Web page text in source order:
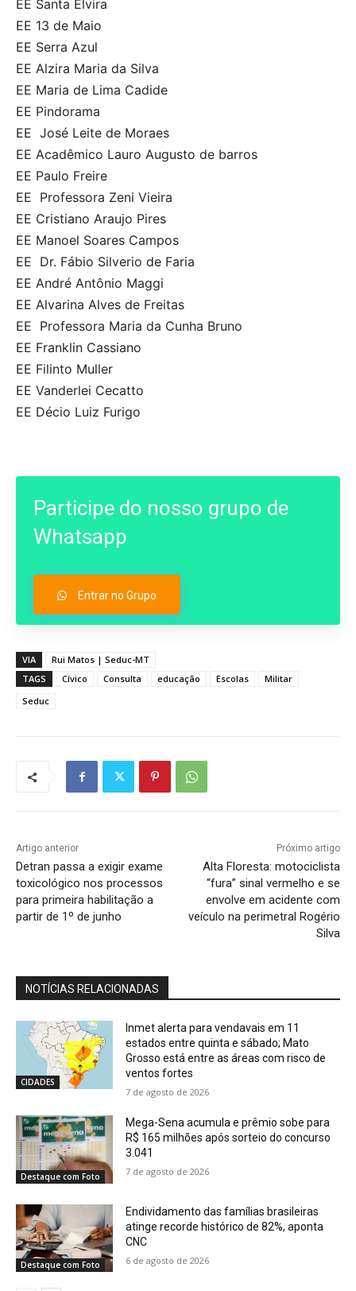
EE Santa Elvira
EE 13 de Maio
EE Serra Azul
EE Alzira Maria da Silva
EE Maria de Lima Cadide
EE Pindorama
EE José Leite de Moraes
EE Acadêmico Lauro Augusto de barros
EE Paulo Freire
EE Professora Zeni Vieira
EE Cristiano Araujo Pires
EE Manoel Soares Campos
EE Dr. Fábio Silverio de Faria
EE André Antônio Maggi
EE Alvarina Alves de Freitas
EE Professora Maria da Cunha Bruno
EE Franklin Cassiano
EE Filinto Muller
EE Vanderlei Cecatto
EE Décio Luiz Furigo
Participe do nosso grupo de
Whatsapp
Entrar no Grupo
VIA
Rui Matos | Seduc-MT
TAGS
Cívico Consulta educação Escolas
Militar
Seduc
Artigo anterior
Detran passa a exigir exame
toxicológico nos processos
para primeira habilitação a
partir de 1º de junho
Próximo artigo
Alta Floresta: motociclista
“fura” sinal vermelho e se
envolve em acidente com
veículo na perimetral Rogério
Silva
NOTÍCIAS RELACIONADAS
CIDADES
Inmet alerta para vendavais em 11
estados entre quinta e sábado; Mato
Grosso está entre as áreas com risco de
ventos fortes
7 de agosto de 2026
Destaque com Foto
Mega-Sena acumula e prêmio sobe para
R$ 165 milhões após sorteio do concurso
3.041
7 de agosto de 2026
Destaque com Foto
Endividamento das famílias brasileiras
atinge recorde histórico de 82%, aponta
CNC
6 de agosto de 2026